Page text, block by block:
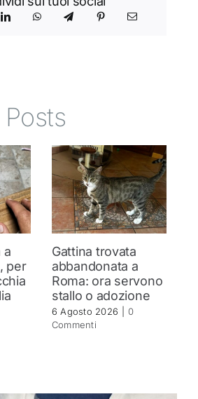
a
per
Gattina trovata
abbandonata a
Roma: ora servono
stallo o adozione
6 Agosto 2026
0
Commenti